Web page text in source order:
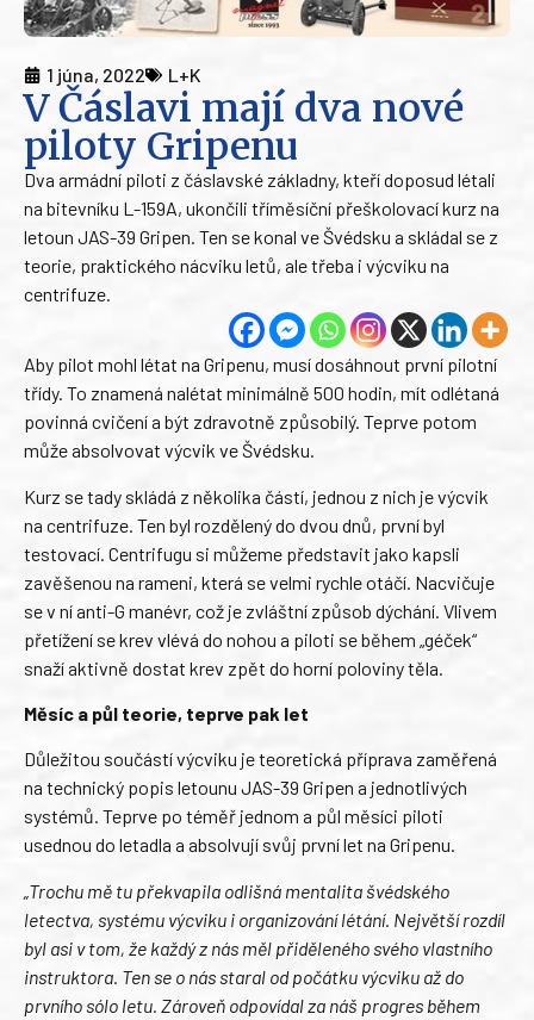
1 júna, 2022 L+K
V Čáslavi mají dva nové
piloty Gripenu
Dva armádní piloti z čáslavské základny, kteří doposud létali
na bitevníku L-159A, ukončili tříměsíční přeškolovací kurz na
letoun JAS-39 Gripen. Ten se konal ve Švédsku a skládal se z
teorie, praktického nácviku letů, ale třeba i výcviku na
centrifuze.
Aby pilot mohl létat na Gripenu, musí dosáhnout první pilotní
třídy. To znamená nalétat minimálně 500 hodin, mít odlétaná
povinná cvičení a být zdravotně způsobilý. Teprve potom
může absolvovat výcvik ve Švédsku.
Kurz se tady skládá z několika částí, jednou z nich je výcvik
na centrifuze. Ten byl rozdělený do dvou dnů, první byl
testovací. Centrifugu si můžeme představit jako kapsli
zavěšenou na rameni, která se velmi rychle otáčí. Nacvičuje
se v ní anti-G manévr, což je zvláštní způsob dýchání. Vlivem
přetížení se krev vlévá do nohou a piloti se během „géček“
snaží aktivně dostat krev zpět do horní poloviny těla.
Měsíc a půl teorie, teprve pak let
Důležitou součástí výcviku je teoretická příprava zaměřená
na technický popis letounu JAS-39 Gripen a jednotlivých
systémů. Teprve po téměř jednom a půl měsíci piloti
usednou do letadla a absolvují svůj první let na Gripenu.
„Trochu mě tu překvapila odlišná mentalita švédského
letectva, systému výcviku i organizování létání. Největší rozdíl
byl asi v tom, že každý z nás měl přiděleného svého vlastního
instruktora. Ten se o nás staral od počátku výcviku až do
prvního sólo letu. Zároveň odpovídal za náš progres během